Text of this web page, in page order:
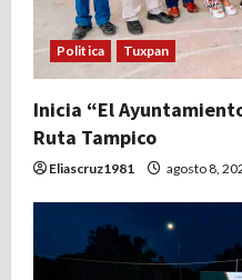
e
n
t
r
a
d
Politica Tuxpan
Inicia “El
Ruta Tampico
Eliascruz1981 agosto 8,